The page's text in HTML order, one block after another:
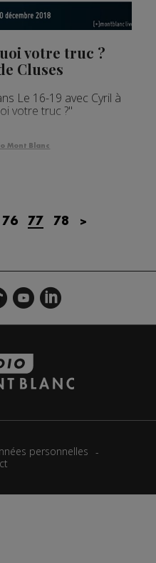
votre truc ?
Cluses
Le 16-19 avec Cyril à
votre truc ?"
Mont Blanc
76 77 78 >
personnelles